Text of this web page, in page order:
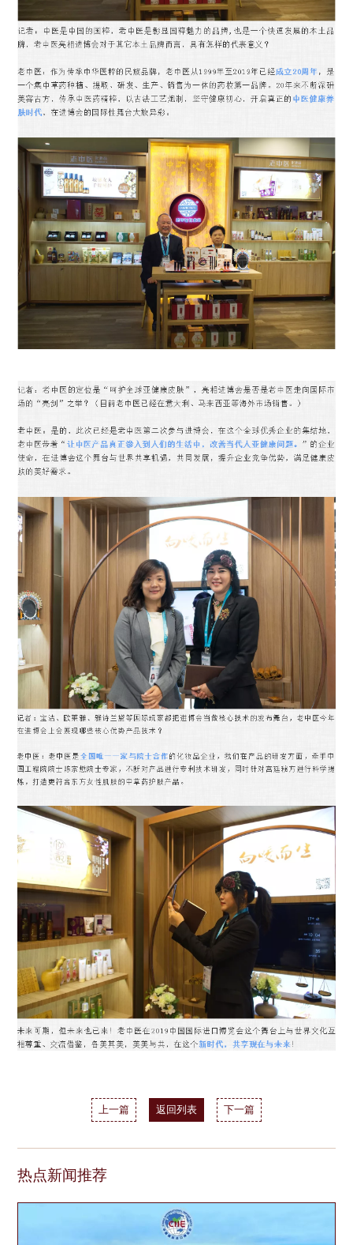
上一篇 返回列表 下一篇
热点新闻推荐